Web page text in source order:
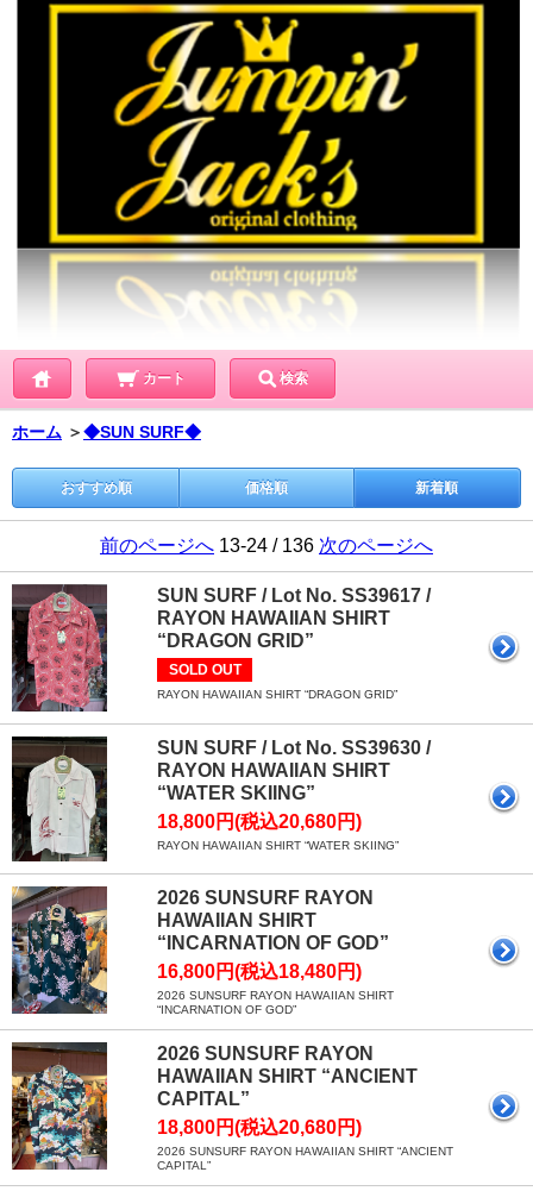
カート 検索
ホーム ＞◆SUN SURF◆
おすすめ順 価格順 新着順
前のページへ 13-24 / 136 次のページへ
SUN SURF / Lot No. SS39617 /
RAYON HAWAIIAN SHIRT
“DRAGON GRID”
SOLD OUT
RAYON HAWAIIAN SHIRT “DRAGON GRID”
SUN SURF / Lot No. SS39630 /
RAYON HAWAIIAN SHIRT
“WATER SKIING”
18,800円(税込20,680円)
RAYON HAWAIIAN SHIRT “WATER SKIING”
2026 SUNSURF RAYON
HAWAIIAN SHIRT
“INCARNATION OF GOD”
16,800円(税込18,480円)
2026 SUNSURF RAYON HAWAIIAN SHIRT
“INCARNATION OF GOD”
2026 SUNSURF RAYON
HAWAIIAN SHIRT “ANCIENT
CAPITAL”
18,800円(税込20,680円)
2026 SUNSURF RAYON HAWAIIAN SHIRT “ANCIENT
CAPITAL”